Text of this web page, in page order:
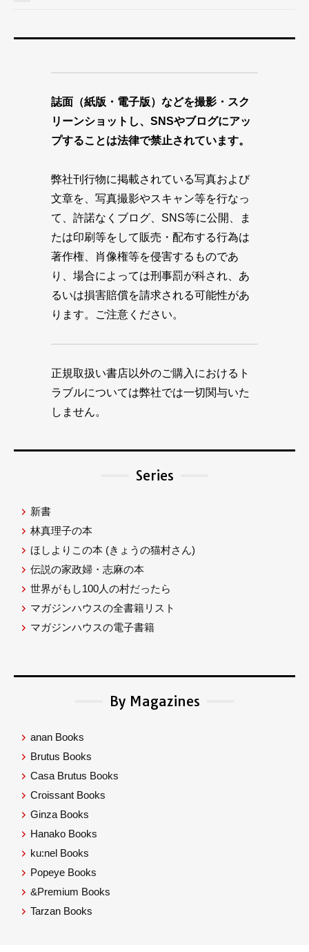
誌面（紙版・電子版）などを撮影・スク
リーンショットし、SNSやブログにアッ
プすることは法律で禁止されています。
弊社刊行物に掲載されている写真および
文章を、写真撮影やスキャン等を行なっ
て、許諾なくブログ、SNS等に公開、ま
たは印刷等をして販売・配布する行為は
著作権、肖像権等を侵害するものであ
り、場合によっては刑事罰が科され、あ
るいは損害賠償を請求される可能性があ
ります。ご注意ください。
正規取扱い書店以外のご購入におけるト
ラブルについては弊社では一切関与いた
しません。
Series
新書
林真理子の本
ほしよりこの本 (きょうの猫村さん)
伝説の家政婦・志麻の本
世界がもし100人の村だったら
マガジンハウスの全書籍リスト
マガジンハウスの電子書籍
By Magazines
anan Books
Brutus Books
Casa Brutus Books
Croissant Books
Ginza Books
Hanako Books
ku:nel Books
Popeye Books
&Premium Books
Tarzan Books